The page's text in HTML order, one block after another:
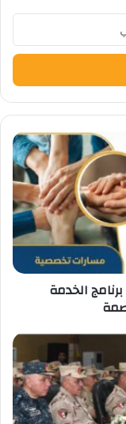
على برنامج الخدمة